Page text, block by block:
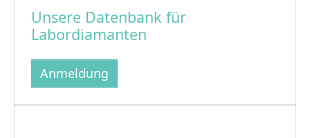
Unsere Datenbank für
Labordiamanten
Anmeldung